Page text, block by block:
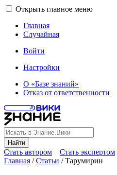
Открыть главное меню
Главная
Случайная
Войти
Настройки
О «Базе знаний»
Отказ от ответственности
Найти
Стать автором
Стать экспертом
Главная /Статьи /Тарумирин